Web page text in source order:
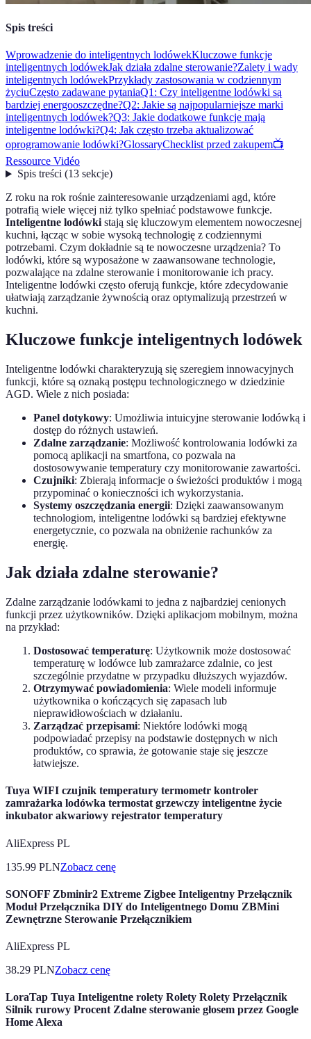
Spis treści
Wprowadzenie do inteligentnych lodówekKluczowe funkcje
inteligentnych lodówekJak działa zdalne sterowanie?Zalety i wady
inteligentnych lodówekPrzykłady zastosowania w codziennym
życiuCzęsto zadawane pytaniaQ1: Czy inteligentne lodówki są
bardziej energooszczędne?Q2: Jakie są najpopularniejsze marki
inteligentnych lodówek?Q3: Jakie dodatkowe funkcje mają
inteligentne lodówki?Q4: Jak często trzeba aktualizować
oprogramowanie lodówki?GlossaryChecklist przed zakupem📺
Ressource Vidéo
Spis treści(13 sekcje)
Z roku na rok rośnie zainteresowanie urządzeniami agd, które
potrafią wiele więcej niż tylko spełniać podstawowe funkcje.
Inteligentne lodówkistają się kluczowym elementem nowoczesnej
kuchni, łącząc w sobie wysoką technologię z codziennymi
potrzebami. Czym dokładnie są te nowoczesne urządzenia? To
lodówki, które są wyposażone w zaawansowane technologie,
pozwalające na zdalne sterowanie i monitorowanie ich pracy.
Inteligentne lodówki często oferują funkcje, które zdecydowanie
ułatwiają zarządzanie żywnością oraz optymalizują przestrzeń w
kuchni.
Kluczowe funkcje inteligentnych lodówek
Inteligentne lodówki charakteryzują się szeregiem innowacyjnych
funkcji, które są oznaką postępu technologicznego w dziedzinie
AGD. Wiele z nich posiada:
Panel dotykowy: Umożliwia intuicyjne sterowanie lodówką i
dostęp do różnych ustawień.
Zdalne zarządzanie: Możliwość kontrolowania lodówki za
pomocą aplikacji na smartfona, co pozwala na
dostosowywanie temperatury czy monitorowanie zawartości.
Czujniki: Zbierają informacje o świeżości produktów i mogą
przypominać o konieczności ich wykorzystania.
Systemy oszczędzania energii: Dzięki zaawansowanym
technologiom, inteligentne lodówki są bardziej efektywne
energetycznie, co pozwala na obniżenie rachunków za
energię.
Jak działa zdalne sterowanie?
Zdalne zarządzanie lodówkami to jedna z najbardziej cenionych
funkcji przez użytkowników. Dzięki aplikacjom mobilnym, można
na przykład:
Dostosować temperaturę: Użytkownik może dostosować
temperaturę w lodówce lub zamrażarce zdalnie, co jest
szczególnie przydatne w przypadku dłuższych wyjazdów.
Otrzymywać powiadomienia: Wiele modeli informuje
użytkownika o kończących się zapasach lub
nieprawidłowościach w działaniu.
Zarządzać przepisami: Niektóre lodówki mogą
podpowiadać przepisy na podstawie dostępnych w nich
produktów, co sprawia, że gotowanie staje się jeszcze
łatwiejsze.
Tuya WIFI czujnik temperatury termometr kontroler
zamrażarka lodówka termostat grzewczy inteligentne życie
inkubator akwariowy rejestrator temperatury
AliExpress PL
135.99 PLNZobacz cenę
SONOFF Zbminir2 Extreme Zigbee Inteligentny Przełącznik
Moduł Przełącznika DIY do Inteligentnego Domu ZBMini
Zewnętrzne Sterowanie Przełącznikiem
AliExpress PL
38.29 PLNZobacz cenę
LoraTap Tuya Inteligentne rolety Rolety Rolety Przełącznik
Silnik rurowy Procent Zdalne sterowanie głosem przez Google
Home Alexa